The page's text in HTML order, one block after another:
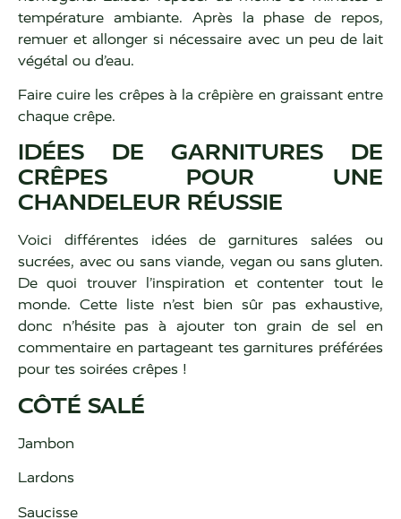
température ambiante. Après la phase de repos,
remuer et allonger si nécessaire avec un peu de lait
végétal ou d’eau.
Faire cuire les crêpes à la crêpière en graissant entre
chaque crêpe.
IDÉES DE GARNITURES DE
CRÊPES POUR UNE
CHANDELEUR RÉUSSIE
Voici différentes idées de garnitures salées ou
sucrées, avec ou sans viande, vegan ou sans gluten.
De quoi trouver l’inspiration et contenter tout le
monde. Cette liste n’est bien sûr pas exhaustive,
donc n’hésite pas à ajouter ton grain de sel en
commentaire en partageant tes garnitures préférées
pour tes soirées crêpes !
CÔTÉ SALÉ
Jambon
Lardons
Saucisse